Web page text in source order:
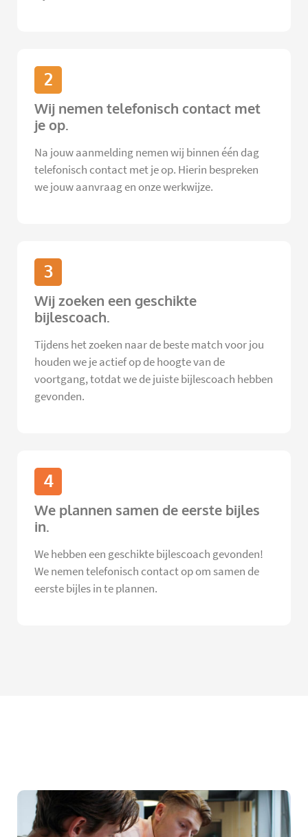
2
Wij nemen telefonisch contact met
je op.
Na jouw aanmelding nemen wij binnen één dag
telefonisch contact met je op. Hierin bespreken
we jouw aanvraag en onze werkwijze.
3
Wij zoeken een geschikte
bijlescoach.
Tijdens het zoeken naar de beste match voor jou
houden we je actief op de hoogte van de
voortgang, totdat we de juiste bijlescoach hebben
gevonden.
4
We plannen samen de eerste bijles
in.
We hebben een geschikte bijlescoach gevonden!
We nemen telefonisch contact op om samen de
eerste bijles in te plannen.